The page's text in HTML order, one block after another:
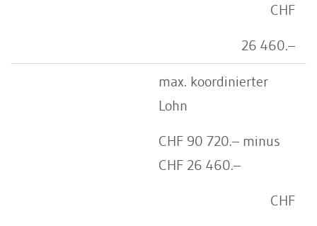
CHF
26 460.–
max. koordinierter
Lohn
CHF 90 720.– minus
CHF 26 460.–
CHF